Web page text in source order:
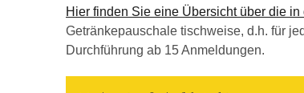
Hier finden Sie eine Übersicht über die
Getränkepauschale tischweise, d.h. für
Durchführung ab 15 Anmeldungen.